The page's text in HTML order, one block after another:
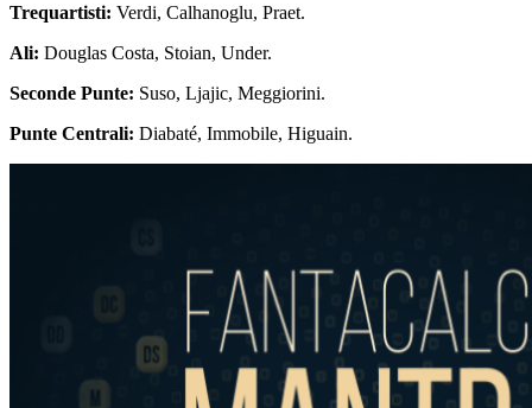
Trequartisti: Verdi, Calhanoglu, Praet.
Ali: Douglas Costa, Stoian, Under.
Seconde Punte: Suso, Ljajic, Meggiorini.
Punte Centrali: Diabaté, Immobile, Higuain.